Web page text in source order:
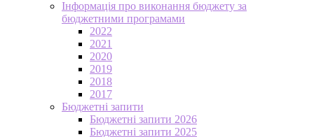
Інформація про виконання бюджету за
бюджетними програмами
2022
2021
2020
2019
2018
2017
Бюджетні запити
Бюджетні запити 2026
Бюджетні запити 2025